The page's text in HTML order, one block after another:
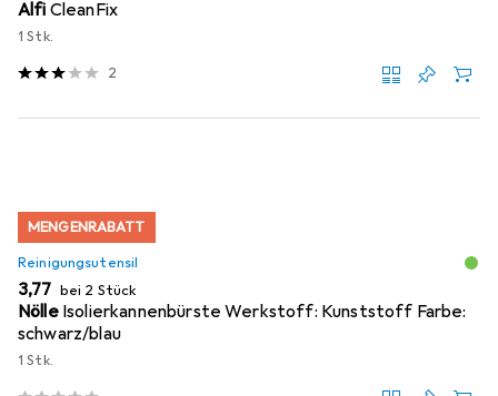
Alfi CleanFix
1 Stk.
2
MENGENRABATT
Reinigungsutensil
EUR
3,77 bei 2 Stück
Nölle Isolierkannenbürste Werkstoff: Kunststoff Farbe:
schwarz/blau
1 Stk.